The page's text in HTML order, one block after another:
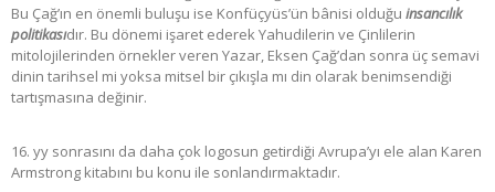
Bu Çağ’ın en önemli buluşu ise Konfüçyüs’ün bânisi olduğu insancılık
politikasıdır. Bu dönemi işaret ederek Yahudilerin ve Çinlilerin
mitolojilerinden örnekler veren Yazar, Eksen Çağ’dan sonra üç semavi
dinin tarihsel mi yoksa mitsel bir çıkışla mı din olarak benimsendiği
tartışmasına değinir.
16. yy sonrasını da daha çok logosun getirdiği Avrupa’yı ele alan Karen
Armstrong kitabını bu konu ile sonlandırmaktadır.